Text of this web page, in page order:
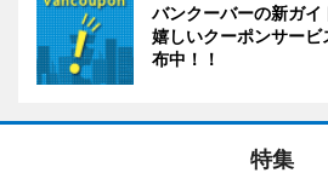
バンクーバーの新ガイ
嬉しいクーポンサー
布中！！
特集